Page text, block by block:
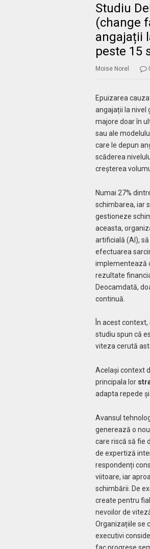
Studiu
(change
angajații
peste 15
Moise Norel
Epuizarea
angajații la nivel
majore doar în
sau ale
care le depun
scăderea
creșterea
Numai 27%
schimbarea, iar
gestioneze
aceasta,
artificială (AI),
efectuarea
implementează
rezultate
Deocamdată,
continuă.
În acest context,
studiu spun că
viteza cerută
Același context
principala lor
adapta repede
Avansul
generează o
care riscă să fie
de expertiză
respondenți
viitoare, iar
schimbării. De
create pentru
nevoilor de
Organizațiile se
executivi